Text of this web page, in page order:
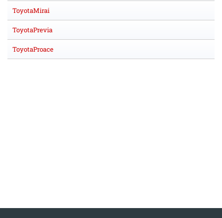
ToyotaMirai
ToyotaPrevia
ToyotaProace